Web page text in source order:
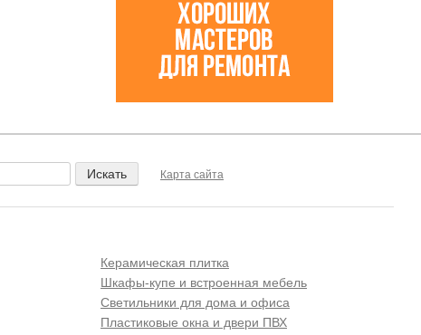
Карта сайта
Керамическая плитка
Шкафы-купе и встроенная мебель
Светильники для дома и офиса
Пластиковые окна и двери ПВХ